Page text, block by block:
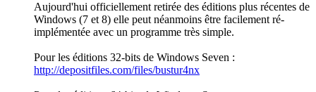
Aujourd'hui officiellement retirée des éditions plus récentes de
Windows (7 et 8) elle peut néanmoins être facilement ré-
implémentée avec un programme très simple.
Pour les éditions 32-bits de Windows Seven :
http://depositfiles.com/files/bustur4nx